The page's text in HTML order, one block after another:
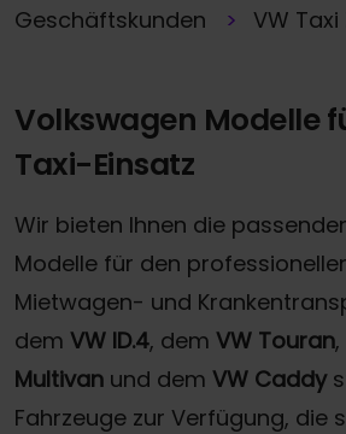
Geschäftskunden VW
Volkswagen Modelle
Taxi-Einsatz
Wir bieten Ihnen die
Modelle für den
Mietwagen- und
dem VW ID.4, dem VW Touran
Multivan und dem VW Caddy
Fahrzeuge zur Verfügung, die